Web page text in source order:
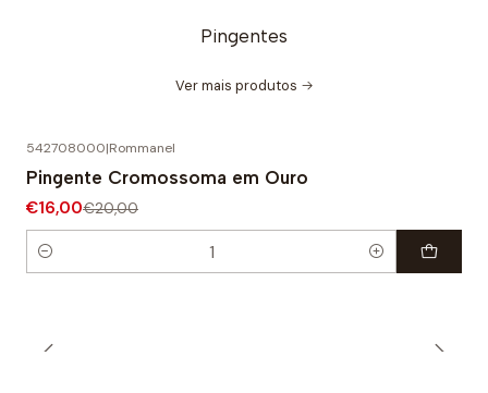
Pingentes
Ver mais produtos
542708000|Rommanel
Pingente Cromossoma em Ouro
€16,00€20,00
Quantidade